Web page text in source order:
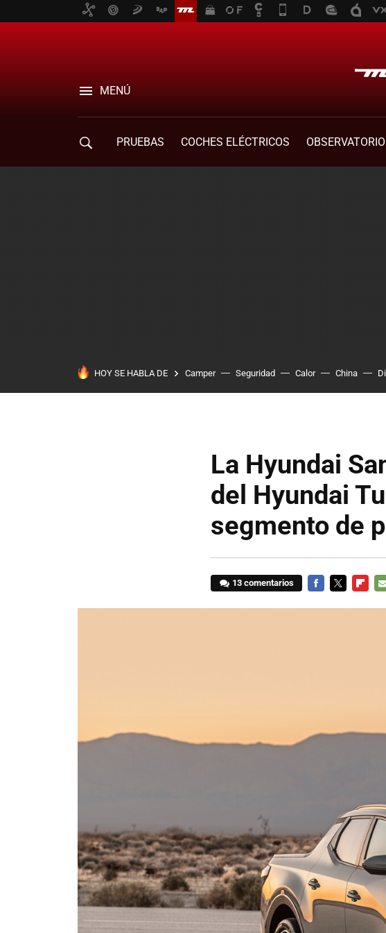
MENÚ
PRUEBAS COCHES ELÉCTRICOS OBSERVATORIO
HOY SE HABLA DE Camper Seguridad Calor China
La Hyundai
del Hyundai
segmento de
13 comentarios